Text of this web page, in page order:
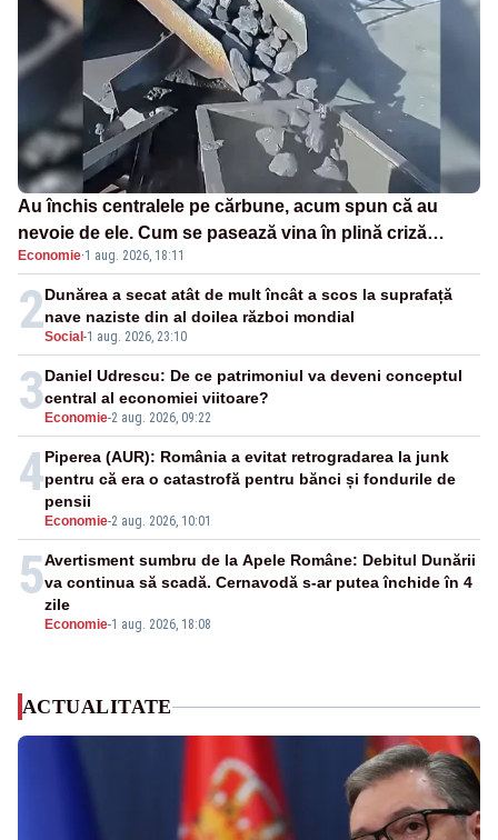
Au închis centralele pe cărbune, acum spun că au
nevoie de ele. Cum se pasează vina în plină criză
energetică
Economie·1 aug. 2026, 18:11
2Social -1 aug. 2026, 23:10
Dunărea a secat atât de mult încât a scos la suprafață
nave naziste din al doilea război mondial
3 Economie-2 aug. 2026, 09:22
Daniel Udrescu: De ce patrimoniul va deveni conceptul
central al economiei viitoare?
4
Economie-2 aug. 2026, 10:01
Piperea (AUR): România a evitat retrogradarea la junk
pentru că era o catastrofă pentru bănci și fondurile de
pensii
5
Economie-1 aug. 2026, 18:08
Avertisment sumbru de la Apele Române: Debitul Dunării
va continua să scadă. Cernavodă s-ar putea închide în 4
zile
ACTUALITATE